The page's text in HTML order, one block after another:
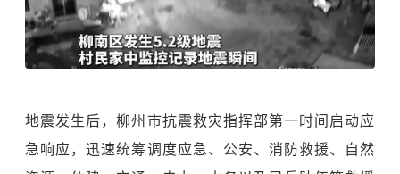
地震发生后，柳州市抗震救灾指挥部第一时间启动应
急响应，迅速统筹调度应急、公安、消防救援、自然